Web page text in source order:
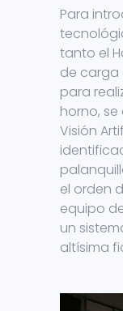
Para
tanto el
de carga
para
horno,
Visión
el orden
equipo
un
altísima